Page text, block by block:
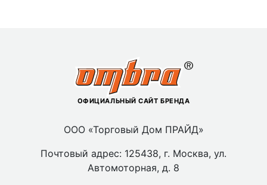
ОФИЦИАЛЬНЫЙ САЙТ БРЕНДА
ООО «Торговый Дом ПРАЙД»
Почтовый адрес: 125438, г. Москва, ул.
Автомоторная, д. 8